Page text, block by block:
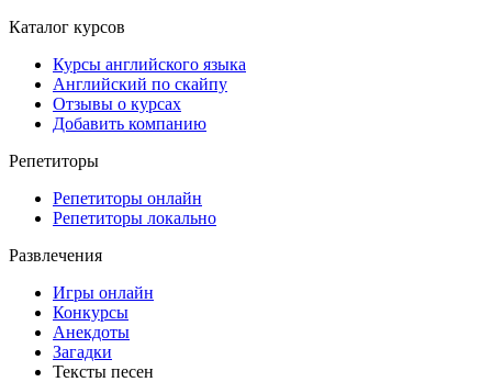
Каталог курсов
Курсы английского языка
Английский по скайпу
Отзывы о курсах
Добавить компанию
Репетиторы
Репетиторы онлайн
Репетиторы локально
Развлечения
Игры онлайн
Конкурсы
Анекдоты
Загадки
Тексты песен